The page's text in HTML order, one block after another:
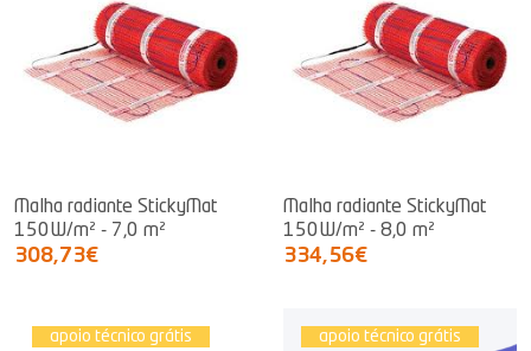
Malha radiante StickyMat
150W/m² - 7,0 m²
308,73€
Malha radiante StickyMat
150W/m² - 8,0 m²
334,56€
apoio técnico grátis apoio técnico grátis